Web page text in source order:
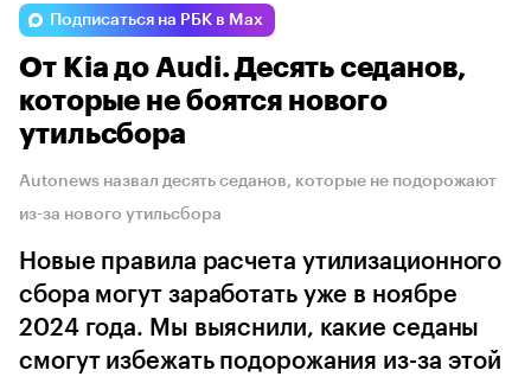
Jaecoo Changan Lada
Подписаться на РБК в Max
От Kia до Audi. Десять седанов,
которые не боятся нового
утильсбора
Autonews назвал десять седанов, которые не подорожают
из-за нового утильсбора
Новые правила расчета утилизационного
сбора могут заработать уже в ноябре
2024 года. Мы выяснили, какие седаны
смогут избежать подорожания из-за этой